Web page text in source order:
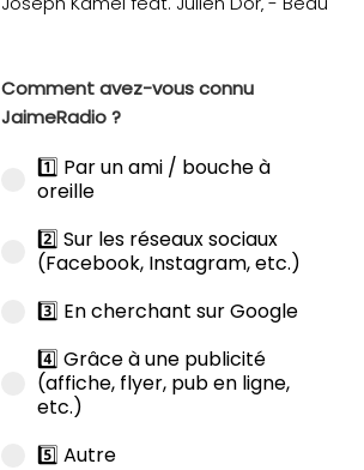
Comment avez-vous connu
JaimeRadio ?
1️⃣ Par un ami / bouche à
oreille
2️⃣ Sur les réseaux sociaux
(Facebook, Instagram, etc.)
3️⃣ En cherchant sur Google
4️⃣ Grâce à une publicité
(affiche, flyer, pub en ligne,
etc.)
5️⃣ Autre